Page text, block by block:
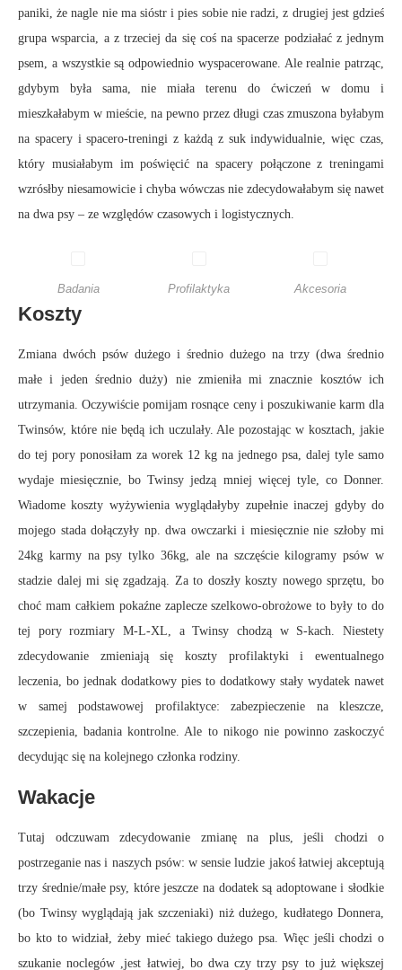
paniki, że nagle nie ma sióstr i pies sobie nie radzi, z drugiej jest gdzieś
grupa wsparcia, a z trzeciej da się coś na spacerze podziałać z jednym
psem, a wszystkie są odpowiednio wyspacerowane. Ale realnie patrząc,
gdybym była sama, nie miała terenu do ćwiczeń w domu i
mieszkałabym w mieście, na pewno przez długi czas zmuszona byłabym
na spacery i spacero-treningi z każdą z suk indywidualnie, więc czas,
który musiałabym im poświęcić na spacery połączone z treningami
wzrósłby niesamowicie i chyba wówczas nie zdecydowałabym się nawet
na dwa psy – ze względów czasowych i logistycznych.
Badania Profilaktyka Akcesoria
Koszty
Zmiana dwóch psów dużego i średnio dużego na trzy (dwa średnio
małe i jeden średnio duży) nie zmieniła mi znacznie kosztów ich
utrzymania. Oczywiście pomijam rosnące ceny i poszukiwanie karm dla
Twinsów, które nie będą ich uczulały. Ale pozostając w kosztach, jakie
do tej pory ponosiłam za worek 12 kg na jednego psa, dalej tyle samo
wydaje miesięcznie, bo Twinsy jedzą mniej więcej tyle, co Donner.
Wiadome koszty wyżywienia wyglądałyby zupełnie inaczej gdyby do
mojego stada dołączyły np. dwa owczarki i miesięcznie nie szłoby mi
24kg karmy na psy tylko 36kg, ale na szczęście kilogramy psów w
stadzie dalej mi się zgadzają. Za to doszły koszty nowego sprzętu, bo
choć mam całkiem pokaźne zaplecze szelkowo-obrożowe to były to do
tej pory rozmiary M-L-XL, a Twinsy chodzą w S-kach. Niestety
zdecydowanie zmieniają się koszty profilaktyki i ewentualnego
leczenia, bo jednak dodatkowy pies to dodatkowy stały wydatek nawet
w samej podstawowej profilaktyce: zabezpieczenie na kleszcze,
szczepienia, badania kontrolne. Ale to nikogo nie powinno zaskoczyć
decydując się na kolejnego członka rodziny.
Wakacje
Tutaj odczuwam zdecydowanie zmianę na plus, jeśli chodzi o
postrzeganie nas i naszych psów: w sensie ludzie jakoś łatwiej akceptują
trzy średnie/małe psy, które jeszcze na dodatek są adoptowane i słodkie
(bo Twinsy wyglądają jak szczeniaki) niż dużego, kudłatego Donnera,
bo kto to widział, żeby mieć takiego dużego psa. Więc jeśli chodzi o
szukanie noclegów ,jest łatwiej, bo dwa czy trzy psy to już większej